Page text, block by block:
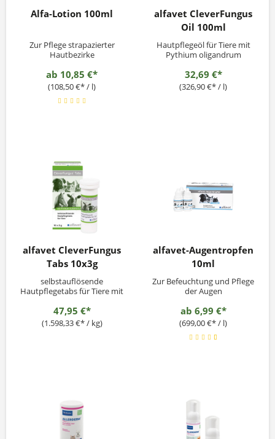
Alfa-Lotion 100ml
Zur Pflege strapazierter
Hautbezirke
ab 10,85 €*
(108,50 €* / l)
alfavet CleverFungus
Oil 100ml
Hautpflegeöl für Tiere mit
Pythium oligandrum
32,69 €*
(326,90 €* / l)
alfavet CleverFungus
Tabs 10x3g
selbstauflösende
Hautpflegetabs für Tiere mit
47,95 €*
(1.598,33 €* / kg)
alfavet-Augentropfen
10ml
Zur Befeuchtung und Pflege
der Augen
ab 6,99 €*
(699,00 €* / l)